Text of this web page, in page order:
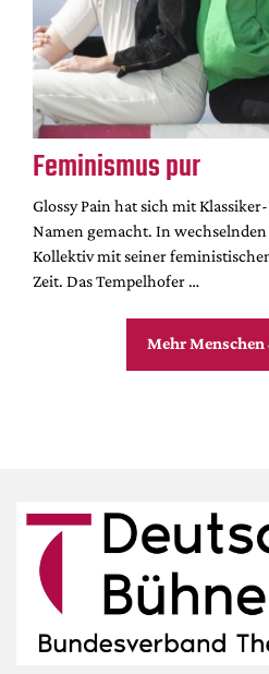
Feminismus pur
Glossy Pain hat sich mit
Namen gemacht. In
Kollektiv mit seiner
Zeit. Das Tempelhofer …
Mehr